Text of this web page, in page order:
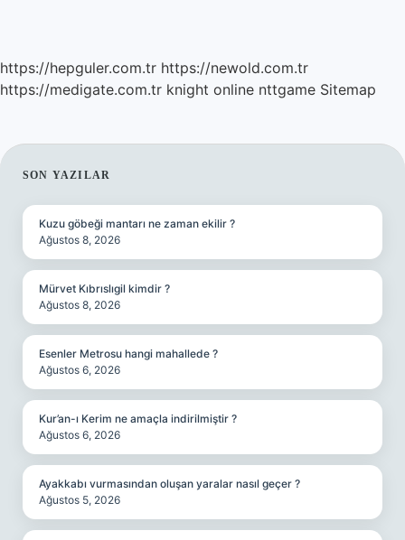
https://hepguler.com.tr https://newold.com.tr
https://medigate.com.tr knight online nttgame Sitemap
SIDEBAR
SON YAZILAR
Kuzu göbeği mantarı ne zaman ekilir ?
Ağustos 8, 2026
Mürvet Kıbrıslıgil kimdir ?
Ağustos 8, 2026
Esenler Metrosu hangi mahallede ?
Ağustos 6, 2026
Kur’an-ı Kerim ne amaçla indirilmiştir ?
Ağustos 6, 2026
Ayakkabı vurmasından oluşan yaralar nasıl geçer ?
Ağustos 5, 2026